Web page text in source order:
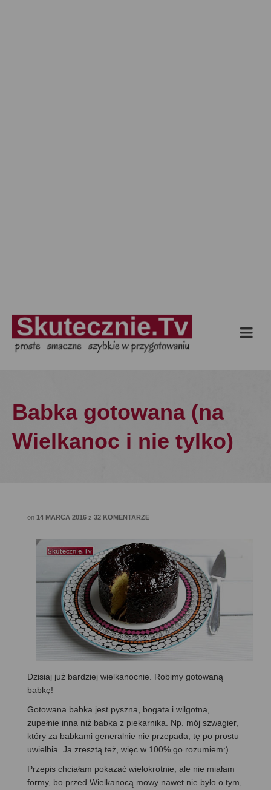
Babka gotowana (na
Wielkanoc i nie tylko)
on 14 MARCA 2016 z 32 KOMENTARZE
Dzisiaj już bardziej wielkanocnie. Robimy gotowaną
babkę!
Gotowana babka jest pyszna, bogata i wilgotna,
zupełnie inna niż babka z piekarnika. Np. mój szwagier,
który za babkami generalnie nie przepada, tę po prostu
uwielbia. Ja zresztą też, więc w 100% go rozumiem:)
Przepis chciałam pokazać wielokrotnie, ale nie miałam
formy, bo przed Wielkanocą mowy nawet nie było o tym,